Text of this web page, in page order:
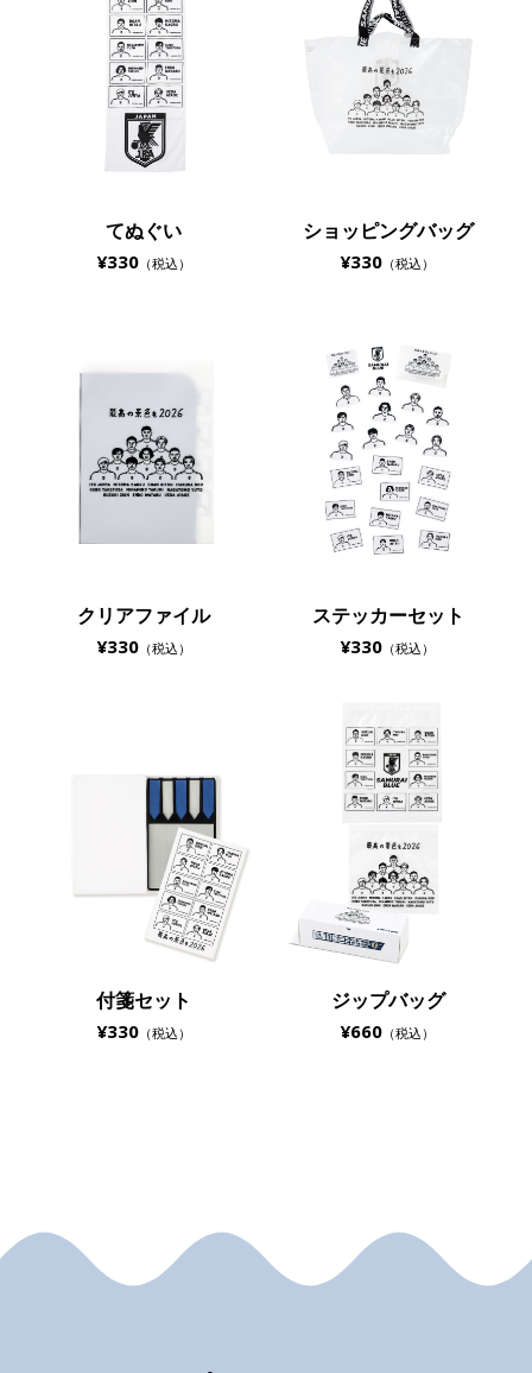
てぬぐい
¥330（税込）
ショッピングバッグ
¥330 （税込）
クリアファイル
¥330（税込）
ステッカーセット
¥330 （税込）
付箋セット
¥330（税込）
ジップバッグ
¥660 （税込）